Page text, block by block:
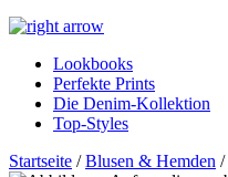
Lookbooks
Perfekte Prints
Die Denim-Kollektion
Top-Styles
Startseite /Blusen & Hemden /